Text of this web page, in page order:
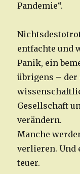
Pandemie“.
entfachte und
Panik, ein
übrigens – der
Gesellschaft
verändern.
Manche
verlieren. Und
teuer.